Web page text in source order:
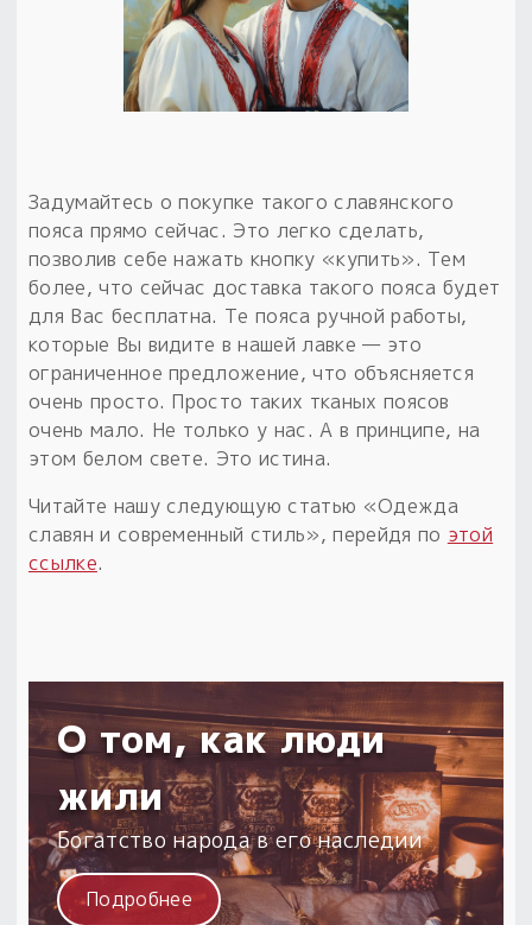
Задумайтесь о покупке такого славянского
пояса прямо сейчас. Это легко сделать,
позволив себе нажать кнопку «купить». Тем
более, что сейчас доставка такого пояса будет
для Вас бесплатна. Те пояса ручной работы,
которые Вы видите в нашей лавке — это
ограниченное предложение, что объясняется
очень просто. Просто таких тканых поясов
очень мало. Не только у нас. А в принципе, на
этом белом свете. Это истина.
Читайте нашу следующую статью «Одежда
славян и современный стиль», перейдя по этой
ссылке.
О том, как люди
жили
Богатство народа в его наследии
Подробнее